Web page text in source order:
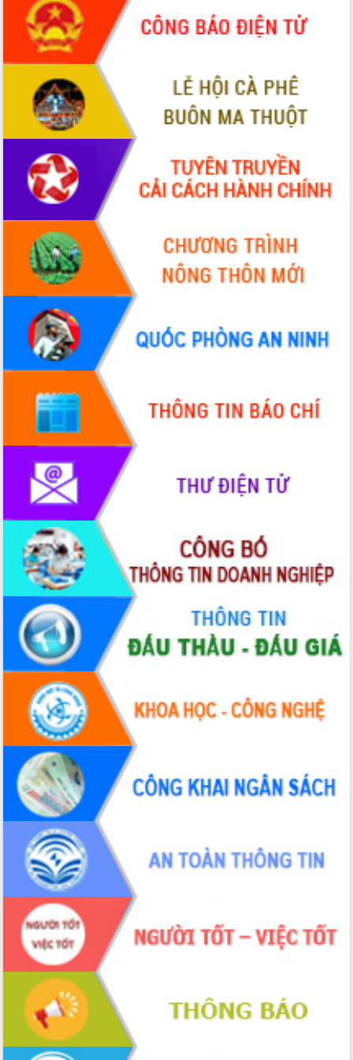
trong Khu kinh tế Nam Phú Yên
Hòn Yến phát triển du lịch gắn với bảo
tồn biển
Lấy ý kiến điều chỉnh Quy hoạch tỉnh
Đắk Lắk thời kỳ 2021-2030, tầm nhìn
đến năm 2050
Phát động chiến dịch 30 ngày đêm
giải phóng mặt bằng Tuyến đường bộ
ven biển
Đắk Lắk nỗ lực thúc đẩy tăng trưởng
kinh tế từ 10% trở lên trong Quý
II/2026
Đắk Lắk ký kết thỏa thuận hợp tác về
chuyển đổi số giai đoạn 2026 – 2030
với Tập đoàn Bưu chính Viễn thông
Việt Nam
Thứ trưởng Bộ Y tế làm việc với tỉnh
Đắk Lắk về phát triển nhân lực y tế
cho trạm y tế cấp xã
Du lịch Đắk Lắk nâng tầm trải nghiệm
du khách thông qua Hệ thống cơ sở dữ
liệu và Bản đồ số
Tập huấn ứng dụng trí tuệ nhân tạo (AI)
trong thương mại điện tử năm 2026
Đoàn đại biểu Quốc hội tỉnh Đắk Lắk
trao đổi thông tin trước Kỳ họp thứ
nhất, Quốc hội khóa XVI
Quyết liệt cải cách hành chính, khơi
thông nguồn lực phát triển
Nâng cao hiệu lực, hiệu quả HĐND
tỉnh thông qua hiện đại hóa hành chính
Xã Ea Phê gắn cải cách hành chính với
chuyển đổi số
Phó Chủ tịch Thường trực UBND tỉnh
Hồ Thị Nguyên Thảo làm việc tại Trung
tâm Phục vụ hành chính công xã Ea
Phê
Xây dựng nền hành chính số đồng
hành cùng nông dân dân, doanh nghiệp
Giai đoạn 2026-2030, Đắk Lắk phấn
đấu có 77% xã đạt chuẩn nông thôn
mới
Chuyển đổi số 'mở đường' cho nông
nghiệp Đắk Lắk tăng trưởng bứt phá
Triển khai đồng bộ đo đạc, lập hồ sơ
địa chính, hoàn thiện cơ sở dữ liệu đất
đai
Ứng dụng sinh trắc học - Bước tiến
trong hành trình chuyển đổi số tại Đắk
Lắk
Đắk Lắk nâng cao hiệu quả công tác
Đảng từ Sổ tay đảng viên điện tử
Đắk Lắk đẩy mạnh nuôi biển công
nghệ, hướng tới phát triển thủy sản
bền vững
Tập huấn nâng cao năng lực triển khai
chuyển đổi số cho cán bộ, công chức
cấp xã
Đắk Lắk phát động hưởng ứng Ngày
Quyền của người tiêu dùng Việt Nam
2026